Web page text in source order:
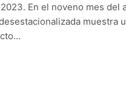
En el noveno mes del
muestra